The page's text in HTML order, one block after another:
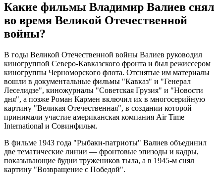
Какие фильмы Владимир Валиев снял
во время Великой Отечественной
войны?
В годы Великой Отечественной войны Валиев руководил
киногруппой Северо-Кавказского фронта и был режиссером
киногруппы Черноморского флота. Отснятые им материалы
вошли в документальные фильмы "Кавказ" и "Генерал
Леселидзе", киножурналы "Советская Грузия" и "Новости
дня", а позже Роман Кармен включил их в многосерийную
картину "Великая Отечественная", в создании которой
принимали участие американская компания Air Time
International и Совинфильм.
В фильме 1943 года "Рыбаки-патриоты" Валиев объединил
две тематические линии — фронтовые эпизоды и кадры,
показывающие будни тружеников тыла, а в 1945-м снял
картину "Возвращение с Победой".